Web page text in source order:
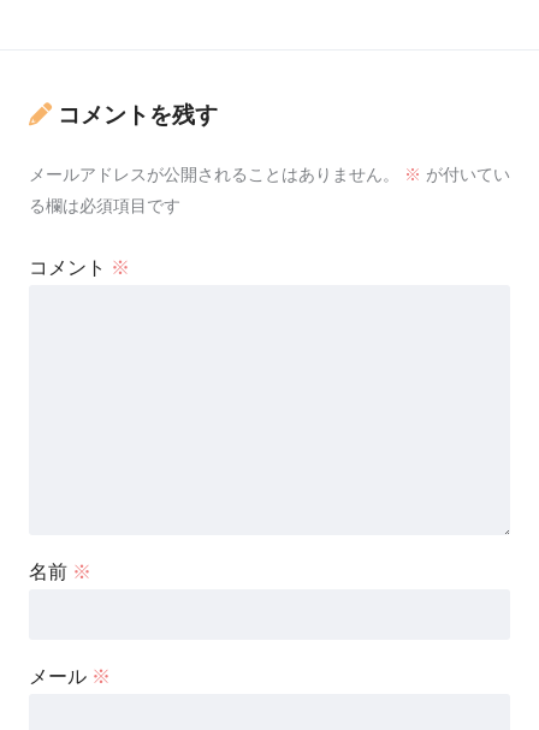
コメントを残す
メールアドレスが公開されることはありません。 ※ が付いてい
る欄は必須項目です
コメント ※
名前 ※
メール ※